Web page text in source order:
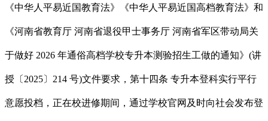
《中华人平易近国教育法》《中华人平易近国高档教育法》和
《河南省教育厅 河南省退役甲士事务厅 河南省军区带动局关
于做好 2026 年通俗高档学校专升本测验招生工做的通知》(讲
授〔2025〕214 号)文件要求，第十四条 专升本登科实行平行
意愿投档，正在校进修期间，通过学校官网及时向社会发布登